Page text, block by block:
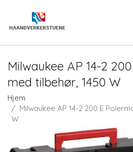
Milwaukee AP 14-2
med tilbehør, 1450 W
Hjem
Milwaukee AP 14-2 200 E
W